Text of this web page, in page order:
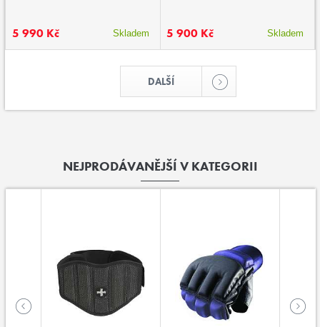
5 990 Kč Skladem 5 900 Kč Skladem
DALŠÍ
NEJPRODÁVANĚJŠÍ V KATEGORII